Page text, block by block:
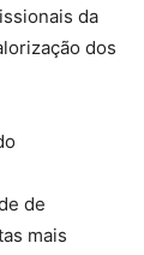
da
dos
de
mais